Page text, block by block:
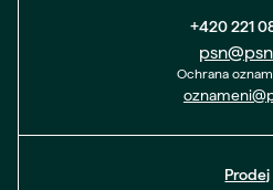
+420 221
Ochrana
Prodej